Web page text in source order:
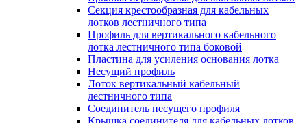
Секция крестообразная для кабельных
лотков лестничного типа
Профиль для вертикального кабельного
лотка лестничного типа боковой
Пластина для усиления основания лотка
Несущий профиль
Лоток вертикальный кабельный
лестничного типа
Соединитель несущего профиля
Крышка соединителя для кабельных лотков